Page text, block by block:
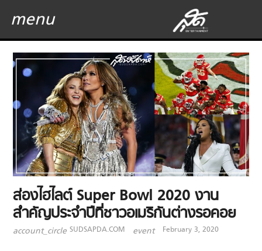
menu
ส่องไฮไลต์ Super Bowl 2020 งาน
สำคัญประจำปีที่ชาวอเมริกันต่างรอคอย
account_circle SUDSAPDA.COM event February 3, 2020